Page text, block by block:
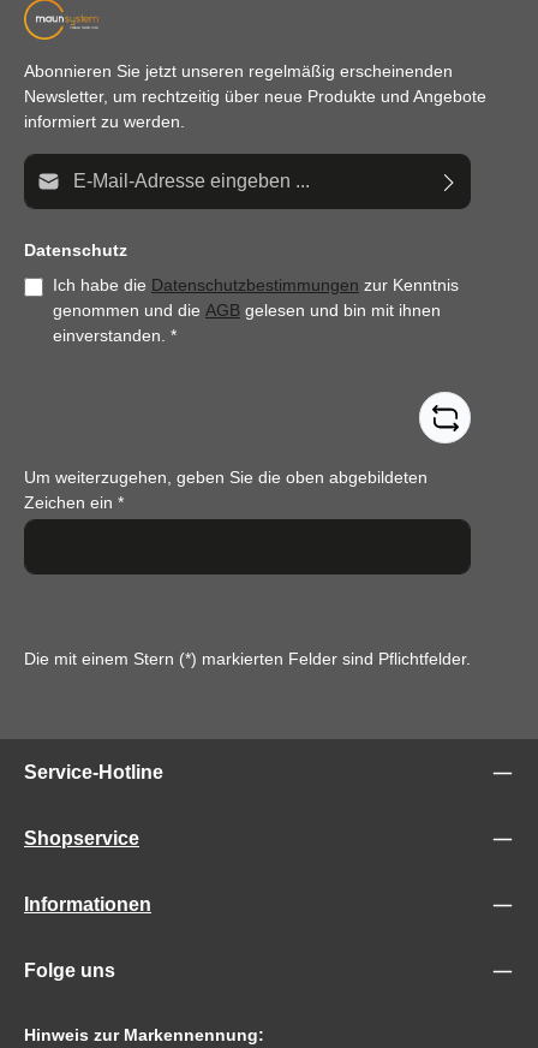
Abonnieren Sie jetzt unseren regelmäßig erscheinenden
Newsletter, um rechtzeitig über neue Produkte und Angebote
informiert zu werden.
E-Mail-Adresse*
Datenschutz
Ich habe die Datenschutzbestimmungen zur Kenntnis
genommen und die AGB gelesen und bin mit ihnen
einverstanden. *
Um weiterzugehen, geben Sie die oben abgebildeten
Zeichen ein *
Die mit einem Stern (*) markierten Felder sind Pflichtfelder.
Service-Hotline
Shopservice
Informationen
Folge uns
Hinweis zur Markennennung: